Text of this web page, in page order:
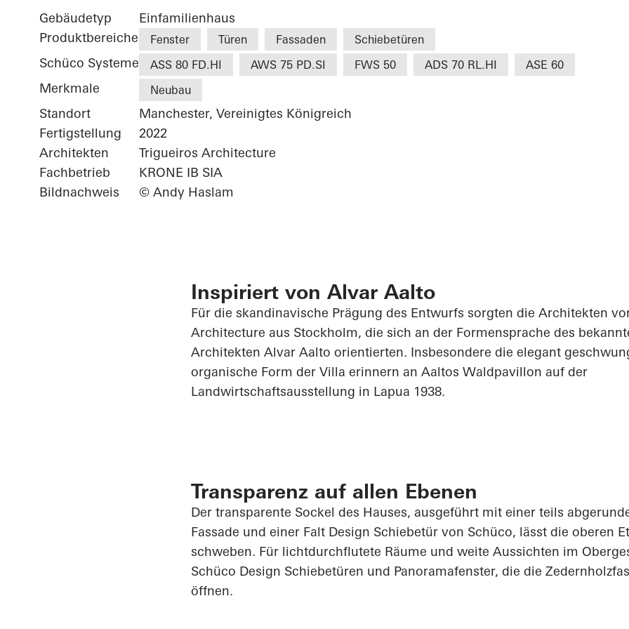
Gebäudetyp
Einfamilienhaus
Produktbereiche
Fenster Türen Fassaden Schiebetüren
Schüco Systeme ASS 80 FD.HI AWS 75 PD.SI FWS 50 ADS 70 RL.HI ASE 60
Merkmale Neubau
Standort
Manchester, Vereinigtes Königreich
Fertigstellung
2022
Architekten
Trigueiros Architecture
Fachbetrieb
KRONE IB SIA
Bildnachweis
© Andy Haslam
Inspiriert von Alvar Aalto
Für die skandinavische Prägung des Entwurfs sorgten die Architekten
Architecture aus Stockholm, die sich an der Formensprache des
Architekten Alvar Aalto orientierten. Insbesondere die elegant
organische Form der Villa erinnern an Aaltos Waldpavillon auf der
Landwirtschaftsausstellung in Lapua 1938.
Transparenz auf allen Ebenen
Der transparente Sockel des Hauses, ausgeführt mit einer teils
Fassade und einer Falt Design Schiebetür von Schüco, lässt die oberen
schweben. Für lichtdurchflutete Räume und weite Aussichten im
Schüco Design Schiebetüren und Panoramafenster, die die
öffnen.